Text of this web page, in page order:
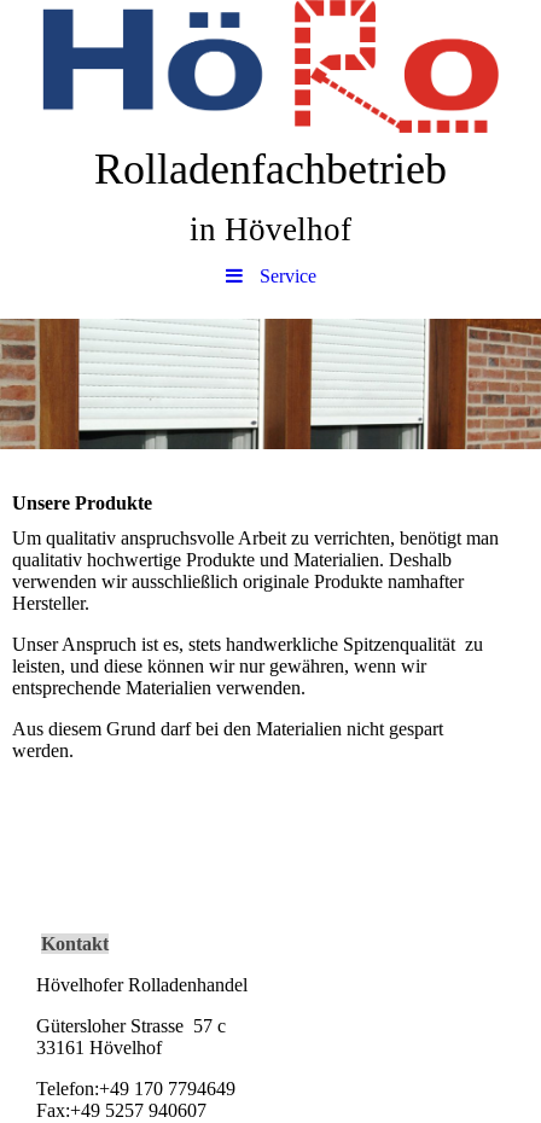
Rolladenfachbetrieb
in Hövelhof
Service
Unsere Produkte
Um qualitativ anspruchsvolle Arbeit zu verrichten, benötigt man
qualitativ hochwertige Produkte und Materialien. Deshalb
verwenden wir ausschließlich originale Produkte namhafter
Hersteller.
Unser Anspruch ist es, stets handwerkliche Spitzenqualität zu
leisten, und diese können wir nur gewähren, wenn wir
entsprechende Materialien verwenden.
Aus diesem Grund darf bei den Materialien nicht gespart
werden.
Kontakt
Hövelhofer Rolladenhandel
Gütersloher Strasse 57 c
33161 Hövelhof
Telefon:+49 170 7794649
Fax:+49 5257 940607